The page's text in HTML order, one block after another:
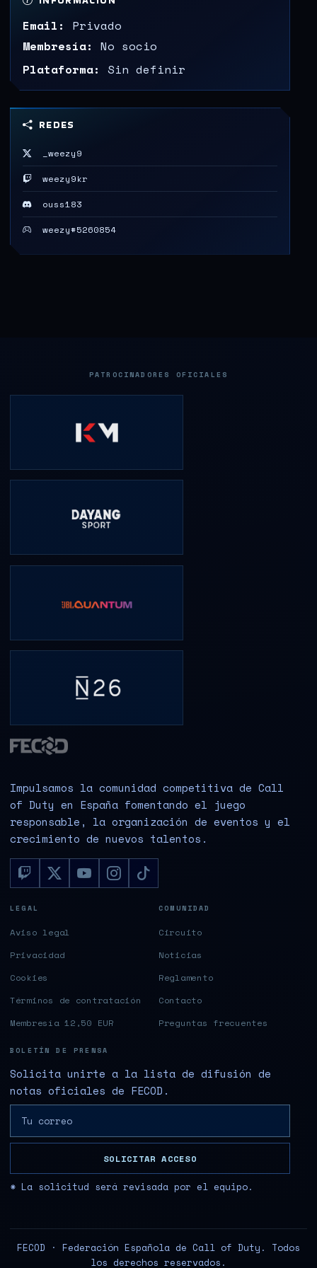
Email:
Privado
Membresía: No socio
Plataforma: Sin definir
REDES
_weezy9
weezy9kr
ouss183
weezy#5260854
PATROCINADORES OFICIALES
Impulsamos la comunidad competitiva de Call
of Duty en España fomentando el juego
responsable, la organización de eventos y el
crecimiento de nuevos talentos.
LEGAL
Aviso legal
Privacidad
Cookies
Términos de contratación
Membresía 12,50 EUR
COMUNIDAD
Circuito
Noticias
Reglamento
Contacto
Preguntas frecuentes
BOLETÍN DE PRENSA
Solicita unirte a la lista de difusión de
notas oficiales de FECOD.
SOLICITAR ACCESO
* La solicitud será revisada por el equipo.
FECOD · Federación Española de Call of Duty. Todos
los derechos reservados.